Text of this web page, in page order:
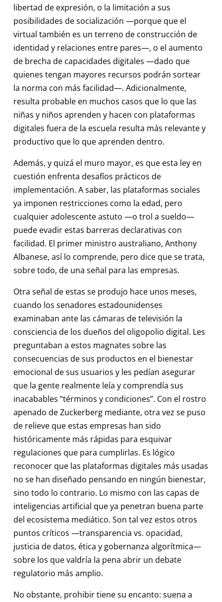
libertad de expresión, o la limitación a sus
posibilidades de socialización —porque que el
virtual también es un terreno de construcción de
identidad y relaciones entre pares—, o el aumento
de brecha de capacidades digitales —dado que
quienes tengan mayores recursos podrán sortear
la norma con más facilidad—. Adicionalmente,
resulta probable en muchos casos que lo que las
niñas y niños aprenden y hacen con plataformas
digitales fuera de la escuela resulta más relevante y
productivo que lo que aprenden dentro.
Además, y quizá el muro mayor, es que esta ley en
cuestión enfrenta desafíos prácticos de
implementación. A saber, las plataformas sociales
ya imponen restricciones como la edad, pero
cualquier adolescente astuto —o trol a sueldo—
puede evadir estas barreras declarativas con
facilidad. El primer ministro australiano, Anthony
Albanese, así lo comprende, pero dice que se trata,
sobre todo, de una señal para las empresas.
Otra señal de estas se produjo hace unos meses,
cuando los senadores estadounidenses
examinaban ante las cámaras de televisión la
consciencia de los dueños del oligopolio digital. Les
preguntaban a estos magnates sobre las
consecuencias de sus productos en el bienestar
emocional de sus usuarios y les pedían asegurar
que la gente realmente leía y comprendía sus
inacabables “términos y condiciones”. Con el rostro
apenado de Zuckerberg mediante, otra vez se puso
de relieve que estas empresas han sido
históricamente más rápidas para esquivar
regulaciones que para cumplirlas. Es lógico
reconocer que las plataformas digitales más usadas
no se han diseñado pensando en ningún bienestar,
sino todo lo contrario. Lo mismo con las capas de
inteligencias artificial que ya penetran buena parte
del ecosistema mediático. Son tal vez estos otros
puntos críticos —transparencia vs. opacidad,
justicia de datos, ética y gobernanza algorítmica—
sobre los que valdría la pena abrir un debate
regulatorio más amplio.
No obstante, prohibir tiene su encanto: suena a